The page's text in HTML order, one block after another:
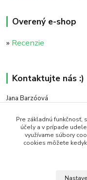
Overený e-shop
» Recenzie
Kontaktujte nás :)
Jana Barzóová
(PO - PIA, 8:00 - 18:00)
objednavky@naturaj.sk
Pre základnú funkčnosť,
účely a v prípade
využívame súbory
cookies môžete